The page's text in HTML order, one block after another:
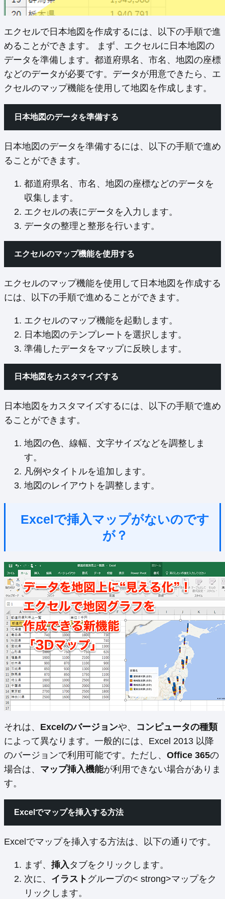
エクセルで日本地図を作成するには、以下の手順で進
めることができます。 まず、エクセルに日本地図の
データを準備します。都道府県名、市名、地図の座標
などのデータが必要です。データが用意できたら、エ
クセルのマップ機能を使用して地図を作成します。
日本地図のデータを準備する
日本地図のデータを準備するには、以下の手順で進め
ることができます。
都道府県名、市名、地図の座標などのデータを
収集します。
エクセルの表にデータを入力します。
データの整理と整形を行います。
エクセルのマップ機能を使用する
エクセルのマップ機能を使用して日本地図を作成する
には、以下の手順で進めることができます。
エクセルのマップ機能を起動します。
日本地図のテンプレートを選択します。
準備したデータをマップに反映します。
日本地図をカスタマイズする
日本地図をカスタマイズするには、以下の手順で進め
ることができます。
地図の色、線幅、文字サイズなどを調整しま
す。
凡例やタイトルを追加します。
地図のレイアウトを調整します。
Excelで挿入マップがないのです
が？
それは、 Excelのバージョンや、 コンピュータの種類
によって異なります。一般的には、Excel 2013 以降
のバージョンで利用可能です。ただし、 Office 365の
場合は、 マップ挿入機能が利用できない場合がありま
す。
Excelでマップを挿入する方法
Excelでマップを挿入する方法は、以下の通りです。
まず、 挿入 タブをクリックします。
次に、 イラスト グループの< strong>マップをク
リックします。